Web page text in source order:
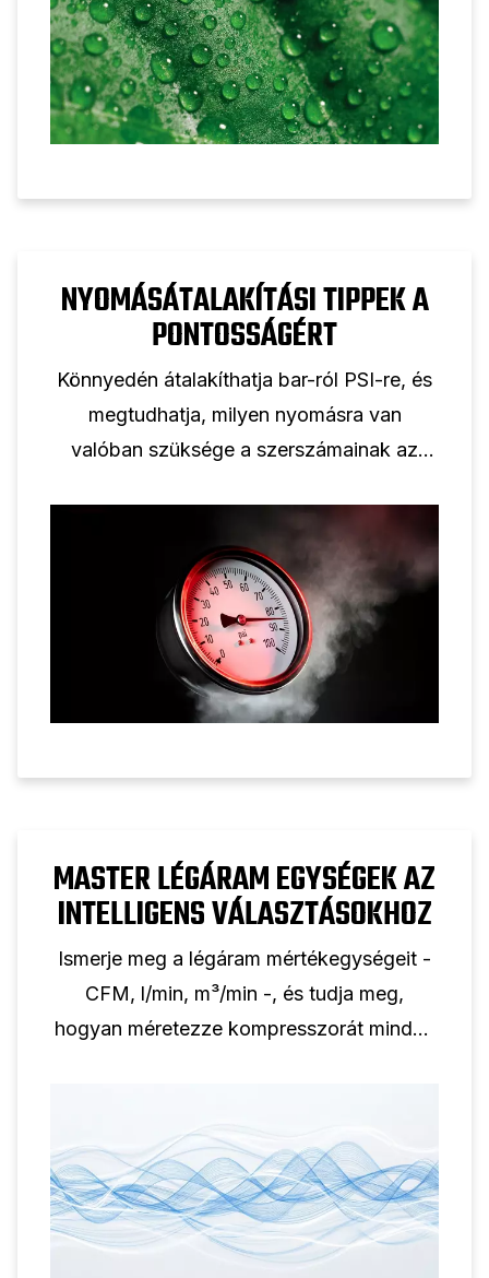
NYOMÁSÁTALAKÍTÁSI TIPPEK A
PONTOSSÁGÉRT
Könnyedén átalakíthatja bar-ról PSI-re, és
megtudhatja, milyen nyomásra van
valóban szüksége a szerszámainak az
MASTER LÉGÁRAM EGYSÉGEK AZ
INTELLIGENS VÁLASZTÁSOKHOZ
Ismerje meg a légáram mértékegységeit -
CFM, l/min, m³/min -, és tudja meg,
hogyan méretezze kompresszorát minden